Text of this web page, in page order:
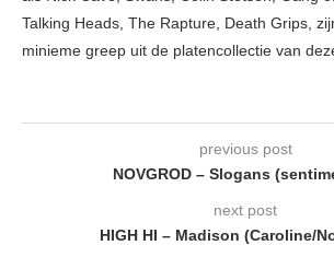
Talking Heads, The Rapture, Death Grips,
minieme greep uit de platencollectie van
previous post
NOVGROD – Slogans
next post
HIGH HI – Madison (Caroline/